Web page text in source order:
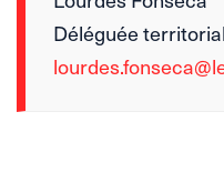
Déléguée